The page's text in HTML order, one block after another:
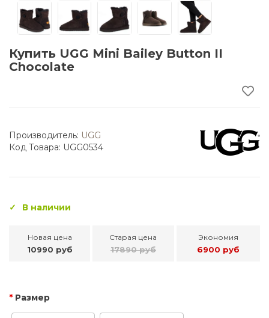
Купить UGG Mini Bailey Button II
Chocolate
Производитель: UGG
Код Товара: UGG0534
В наличии
Новая цена
10990 руб
Старая цена
17890 руб
Экономия
6900 руб
Размер